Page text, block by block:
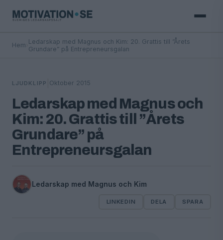
Hem Ledarskap med Magnus och Kim: 20. Grattis till ”Årets
Grundare” på Entrepreneursgalan
LJUDKLIPP Oktober 2015
Ledarskap med Magnus och
Kim: 20. Grattis till ”Årets
Grundare” på
Entrepreneursgalan
Ledarskap med Magnus och Kim
LINKEDIN DELA SPARA